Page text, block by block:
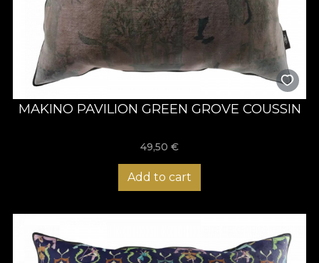
MAKINO PAVILION GREEN GROVE COUSSIN
49,50 €
Add to cart